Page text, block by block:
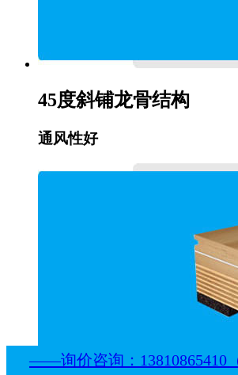
45度斜铺龙骨结构
通风性好
——询价咨询：